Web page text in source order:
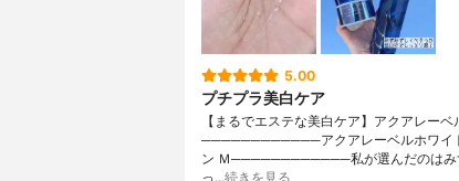
5.00
プチプラ美白ケア
【まるでエステな美白ケア】アクアレーベ
────────────アクアレーベルホワイ
ン Ｍ────────────私が選んだのはみ